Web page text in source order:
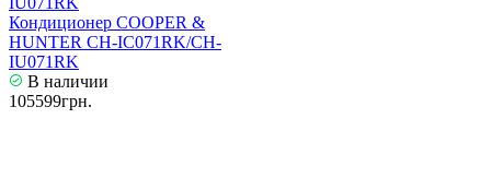
Кондиционер COOPER &
HUNTER CH-IC071RK/CH-
IU071RK
В наличии
105599грн.